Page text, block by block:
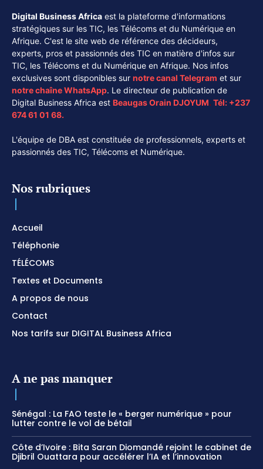
Digital Business Africa est la plateforme d'informations
stratégiques sur les TIC, les Télécoms et du Numérique en
Afrique. C'est le site web de référence des décideurs,
experts, pros et passionnés des TIC en matière d'infos sur
TIC, les Télécoms et du Numérique en Afrique. Nos infos
exclusives sont disponibles sur notre canal Telegram et sur
notre chaîneWhatsApp. Le directeur de publication de
Digital Business Africa est Beaugas Orain DJOYUM. Tél: +237
674 61 01 68.
L'équipe de DBA est constituée de professionnels, experts et
passionnés des TIC, Télécoms et Numérique.
Nos rubriques
Accueil
Téléphonie
TÉLÉCOMS
Textes et Documents
A propos de nous
Contact
Nos tarifs sur DIGITAL Business Africa
A ne pas manquer
Sénégal : La FAO teste le « berger numérique » pour
lutter contre le vol de bétail
Côte d’Ivoire : Bita Saran Diomandé rejoint le cabinet de
Djibril Ouattara pour accélérer l’IA et l’innovation